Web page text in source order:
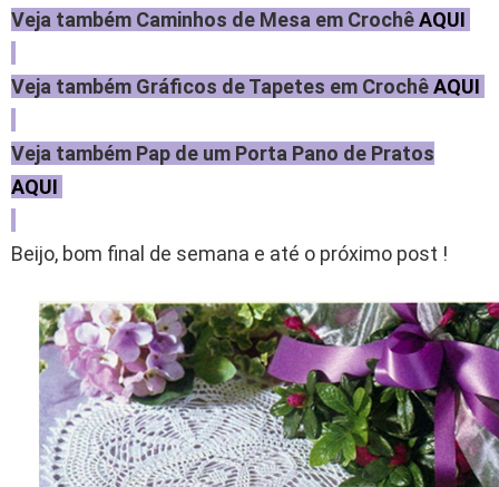
Veja também Caminhos de Mesa em CrochêAQUI
Veja também Gráficos de Tapetes em CrochêAQUI
Veja também Pap de um Porta Pano de Pratos
AQUI
Beijo, bom final de semana e até o próximo post !